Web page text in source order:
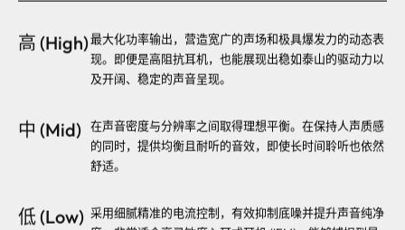
高 (High)
现。即便是高阻抗耳机，也能展现出稳如泰山的驱动力以
及开阔、稳定的声音呈现。
中 (Mid)
的同时，提供均衡且耐听的音效，即使长时间聆听也依然
舒适。
低 (Low)
度。非常适合高灵敏度入耳式耳机 (IEM)，能够捕捉到最